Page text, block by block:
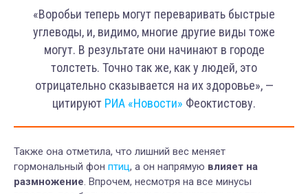
«Воробьи теперь могут переваривать быстрые
углеводы, и, видимо, многие другие виды тоже
могут. В результате они начинают в городе
толстеть. Точно так же, как у людей, это
отрицательно сказывается на их здоровье», —
цитируют РИА «Новости» Феоктистову.
Также она отметила, что лишний вес меняет
гормональный фон птиц, а он напрямую влияет на
размножение. Впрочем, несмотря на все минусы